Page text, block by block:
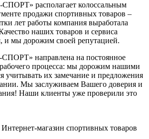
располагает колоссальным
продажи спортивных товаров –
лет работы компания выработала
наших товаров и сервиса
и мы дорожим своей репутацией.
направлена на постоянное
процесса: мы дорожим нашими
учитывать их замечание и предложения
Мы заслуживаем Вашего доверия и
Наши клиенты уже проверили это
магазин спортивных товаров